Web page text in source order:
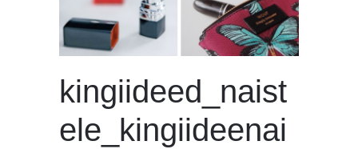
kingiideed_naist
ele_kingiideenai